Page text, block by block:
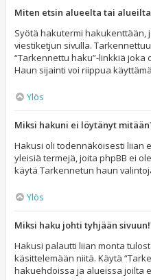
Miten etsin alueelta tai
Syötä hakutermi hakukenttään,
viestiketjun sivulla.
“Tarkennettu haku”-linkkiä joka
Haun sijainti voi riippua
Ylös
Miksi hakuni ei löytänyt
Hakusi oli todennäköisesti liian
yleisiä termejä, joita phpBB ei
käytä Tarkennetun haun
Ylös
Miksi haku johti tyhjään
Hakusi palautti liian monta
käsittelemään niitä. Käytä
hakuehdoissa ja alueissa joilta